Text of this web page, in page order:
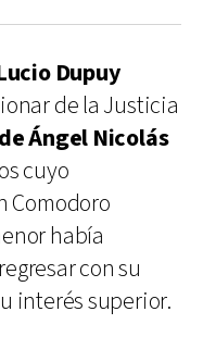
Dupuy
de la Justicia
Ángel Nicolás
cuyo
Comodoro
había
con su
interés superior.